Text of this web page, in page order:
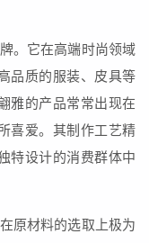
。它在高端时尚领域
品质的服装、皮具等
雅的产品常常出现在
喜爱。其制作工艺精
特设计的消费群体中
原材料的选取上极为